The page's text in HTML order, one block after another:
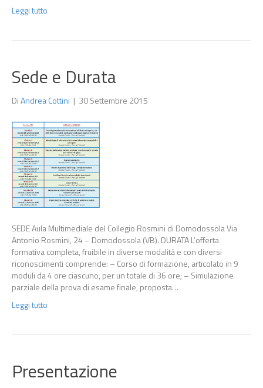
Leggi tutto
Sede e Durata
DiAndrea Cottini | 30 Settembre 2015
SEDE Aula Multimediale del Collegio Rosmini di Domodossola Via
Antonio Rosmini, 24 – Domodossola (VB). DURATA L’offerta
formativa completa, fruibile in diverse modalità e con diversi
riconoscimenti comprende: – Corso di formazione, articolato in 9
moduli da 4 ore ciascuno, per un totale di 36 ore; – Simulazione
parziale della prova di esame finale, proposta…
Leggi tutto
Presentazione